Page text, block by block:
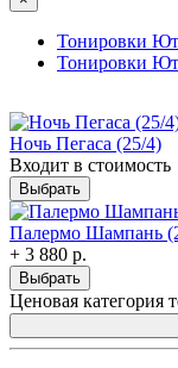
Тонировки
Тонировки
Ночь Пегаса (25/4)
Входит в стоимость
Выбрать
Палермо Шампань
+ 3 880 р.
Выбрать
Ценовая категория